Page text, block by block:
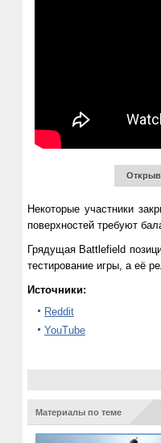
Некоторые участники
поверхностей требуют
Грядущая Battlefield
тестирование игры, а её
Источники:
Reddit
YouTube
Материалы по теме